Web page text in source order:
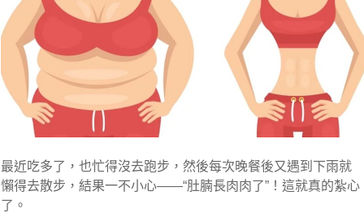
最近吃多了，也忙得沒去跑步，然後每次晚餐後又遇到下雨就
懶得去散步，結果一不小心——“肚腩長肉肉了”！這就真的紮心
了。